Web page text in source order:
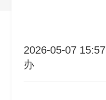
2026-05-07 15:57
办